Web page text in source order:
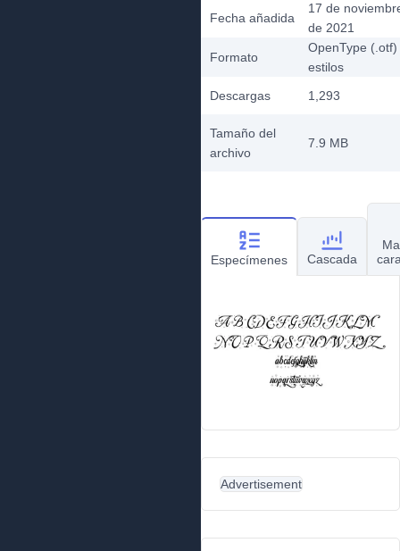
Fecha añadida
17 de
de 2021
Formato
OpenType (.otf)
estilos
Descargas
1,293
Tamaño del
archivo
7.9 MB
Especímenes Cascada
Advertisement